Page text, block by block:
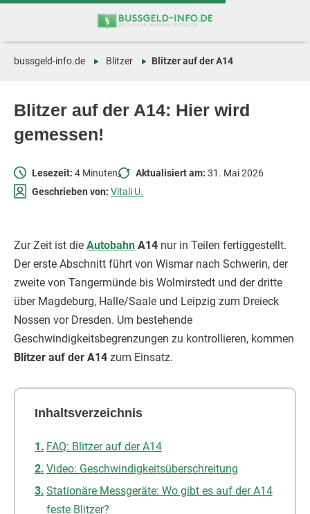
Zum
Zur
Blitzer auf der A14: Hier wird
gemessen!
bussgeld-info.de Blitzer Blitzer auf der A14
Lesezeit: 4 Minuten Aktualisiert am: 31. Mai 2026
Geschrieben von: Vitali U.
Zur Zeit ist die Autobahn A14 nur in Teilen fertiggestellt.
Der erste Abschnitt führt von Wismar nach Schwerin, der
zweite von Tangermünde bis Wolmirstedt und der dritte
über Magdeburg, Halle/Saale und Leipzig zum Dreieck
Nossen vor Dresden. Um bestehende
Geschwindigkeitsbegrenzungen zu kontrollieren, kommen
Blitzer auf der A14 zum Einsatz.
Inhaltsverzeichnis
FAQ: Blitzer auf der A14
Video: Geschwindigkeitsüberschreitung
Stationäre Messgeräte: Wo gibt es auf der A14
feste Blitzer?